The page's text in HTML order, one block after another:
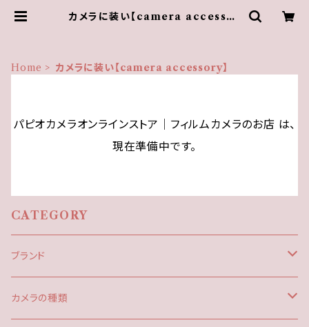
カメラに装い【camera accessor
Home カメラに装い【camera accessory】
パピオカメラオンラインストア│フィルムカメラのお店 は、
現在準備中です。
CATEGORY
ブランド
CANON（キヤノン）
カメラの種類